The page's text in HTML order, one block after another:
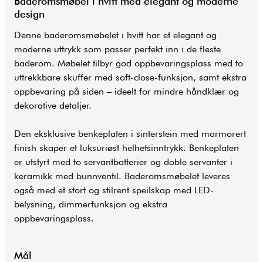
design
Denne baderomsmøbelet i hvitt har et elegant og
moderne uttrykk som passer perfekt inn i de fleste
baderom. Møbelet tilbyr god oppbevaringsplass med to
uttrekkbare skuffer med soft-close-funksjon, samt ekstra
oppbevaring på siden – ideelt for mindre håndklær og
dekorative detaljer.
Den eksklusive benkeplaten i sinterstein med marmorert
finish skaper et luksuriøst helhetsinntrykk. Benkeplaten
er utstyrt med to servantbatterier og doble servanter i
keramikk med bunnventil. Baderomsmøbelet leveres
også med et stort og stilrent speilskap med LED-
belysning, dimmerfunksjon og ekstra
oppbevaringsplass.
Mål